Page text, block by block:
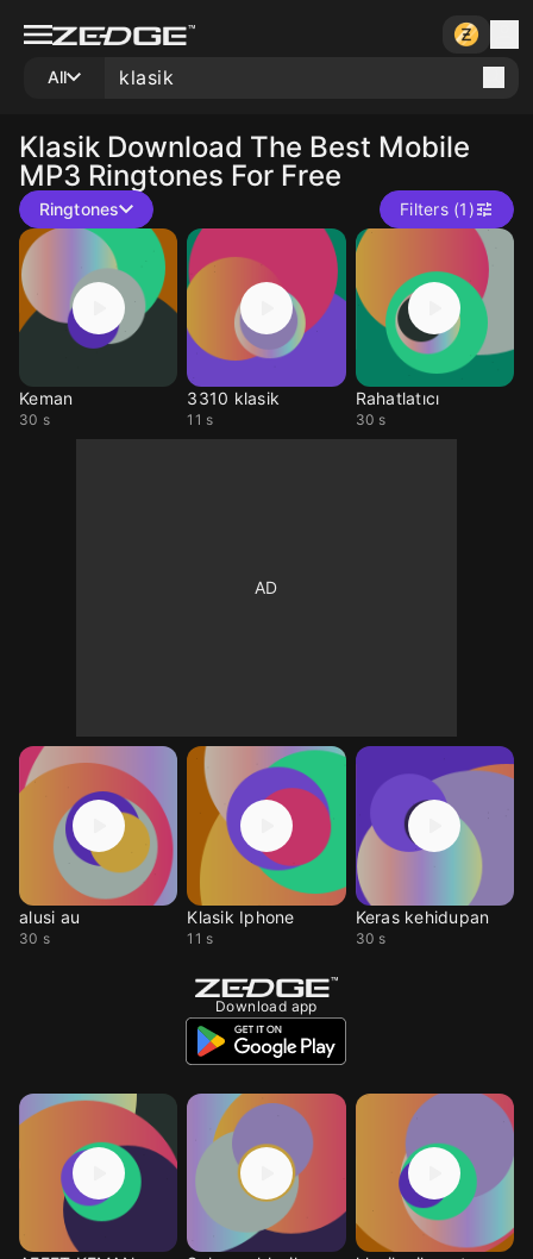
All
Klasik Download The Best Mobile
MP3 Ringtones For Free
Ringtones Filters (1)
Keman
30 s
3310 klasik
11 s
Rahatlatıcı
30 s
alusi au
30 s
Klasik Iphone
11 s
Keras kehidupan
30 s
Download app